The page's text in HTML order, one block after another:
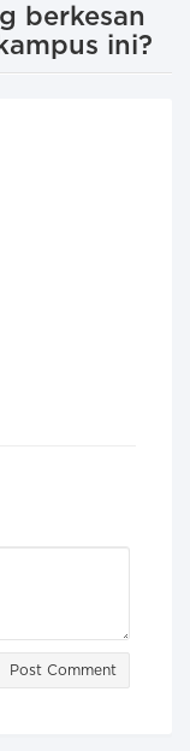
berkesan
ini?
Post Comment